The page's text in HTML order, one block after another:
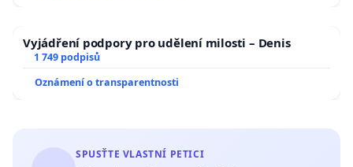
Vyjádření podpory pro udělení milosti – Denis
1 749 podpisů
Oznámení o transparentnosti
SPUSŤTE VLASTNÍ PETICI